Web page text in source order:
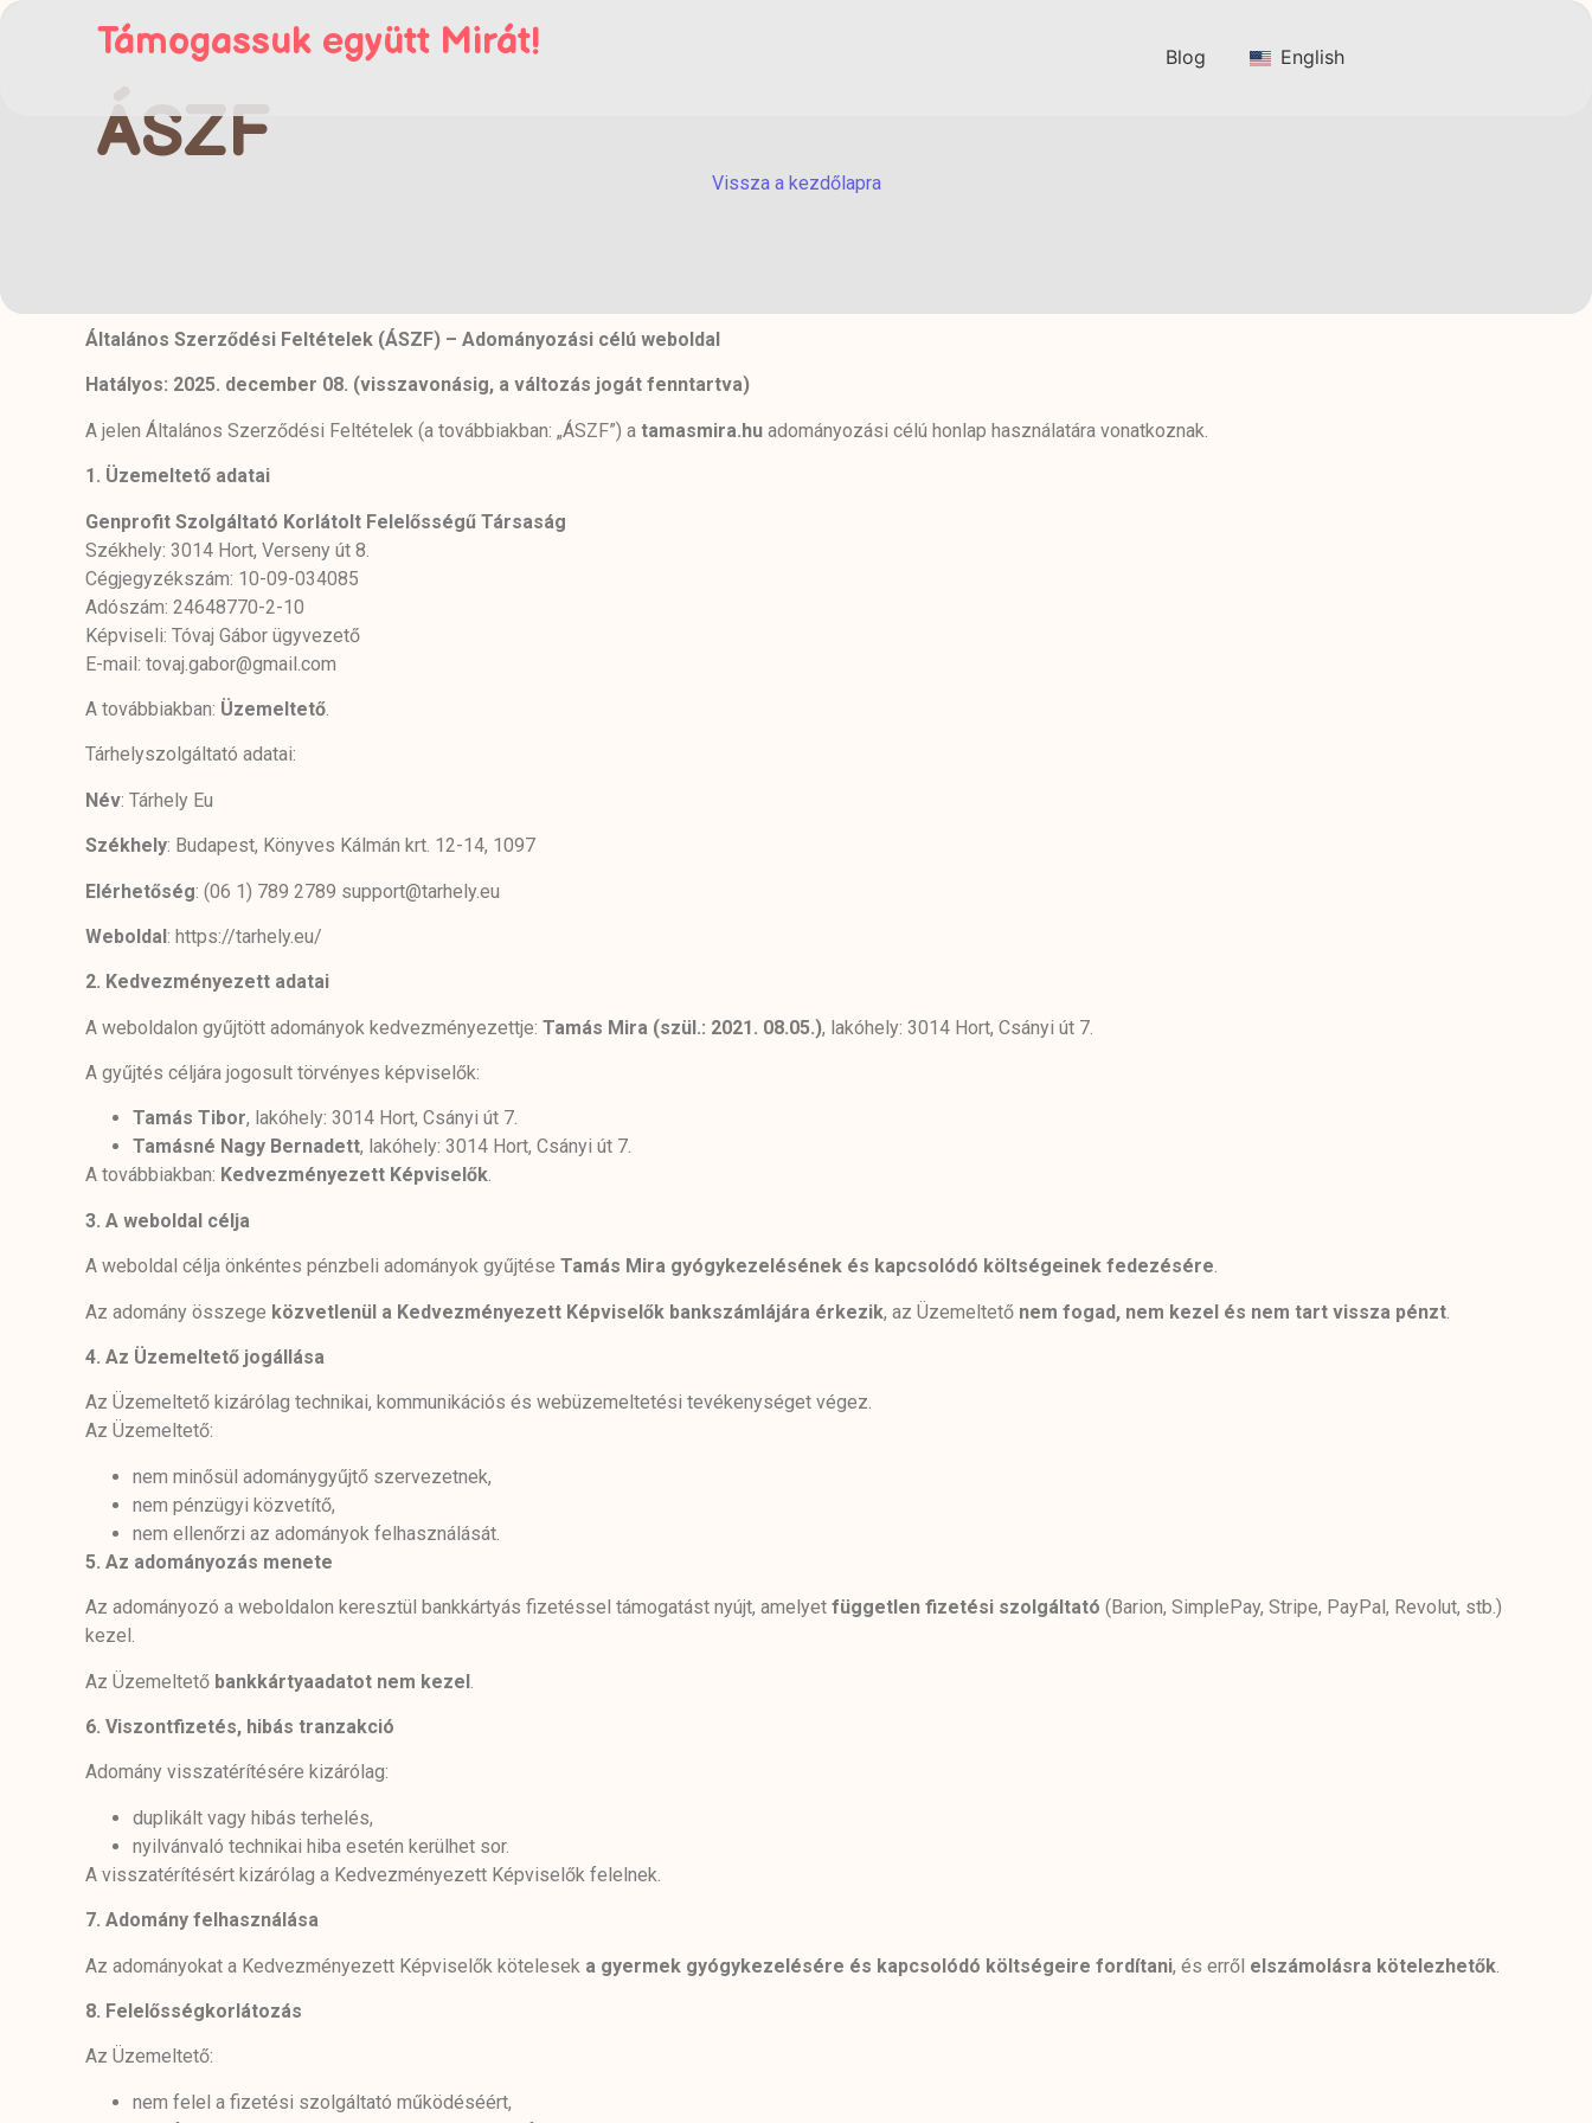
Támogassuk együtt Mirát! Blog English
ÁSZF
Vissza a kezdőlapra
Általános Szerződési Feltételek (ÁSZF) – Adományozási célú weboldal
Hatályos: 2025. december 08. (visszavonásig, a változás jogát fenntartva)
A jelen Általános Szerződési Feltételek (a továbbiakban: „ÁSZF”) a tamasmira.hu adományozási célú honlap használatára vonatkoznak.
1. Üzemeltető adatai
Genprofit Szolgáltató Korlátolt Felelősségű Társaság
Székhely: 3014 Hort, Verseny út 8.
Cégjegyzékszám: 10-09-034085
Adószám: 24648770-2-10
Képviseli: Tóvaj Gábor ügyvezető
E-mail: tovaj.gabor@gmail.com
A továbbiakban: Üzemeltető.
Tárhelyszolgáltató adatai:
Név: Tárhely Eu
Székhely: Budapest, Könyves Kálmán krt. 12-14, 1097
Elérhetőség: (06 1) 789 2789 support@tarhely.eu
Weboldal: https://tarhely.eu/
2. Kedvezményezett adatai
A weboldalon gyűjtött adományok kedvezményezettje: Tamás Mira (szül.: 2021. 08.05.), lakóhely: 3014 Hort, Csányi út 7.
A gyűjtés céljára jogosult törvényes képviselők:
Tamás Tibor, lakóhely: 3014 Hort, Csányi út 7.
Tamásné Nagy Bernadett, lakóhely: 3014 Hort, Csányi út 7.
A továbbiakban: Kedvezményezett Képviselők.
3. A weboldal célja
A weboldal célja önkéntes pénzbeli adományok gyűjtése Tamás Mira gyógykezelésének és kapcsolódó költségeinek fedezésére.
Az adomány összege közvetlenül a Kedvezményezett Képviselők bankszámlájára érkezik, az Üzemeltető nem fogad, nem kezel és nem tart vissza pénzt
4. Az Üzemeltető jogállása
Az Üzemeltető kizárólag technikai, kommunikációs és webüzemeltetési tevékenységet végez.
Az Üzemeltető:
nem minősül adománygyűjtő szervezetnek,
nem pénzügyi közvetítő,
nem ellenőrzi az adományok felhasználását.
5. Az adományozás menete
Az adományozó a weboldalon keresztül bankkártyás fizetéssel támogatást nyújt, amelyet független fizetési szolgáltató (Barion, SimplePay, Stripe, PayPal, Revolut, stb.)
kezel.
Az Üzemeltető bankkártyaadatot nem kezel
6. Viszontfizetés, hibás tranzakció
Adomány visszatérítésére kizárólag:
duplikált vagy hibás terhelés,
nyilvánvaló technikai hiba esetén kerülhet sor.
A visszatérítésért kizárólag a Kedvezményezett Képviselők felelnek.
7. Adomány felhasználása
Az adományokat a Kedvezményezett Képviselők kötelesek a gyermek gyógykezelésére és kapcsolódó költségeire fordítani, és erről elszámolásra kötelezhetők
8. Felelősségkorlátozás
Az Üzemeltető:
nem felel a fizetési szolgáltató működéséért,